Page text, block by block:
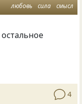
любовь сила смысл
4